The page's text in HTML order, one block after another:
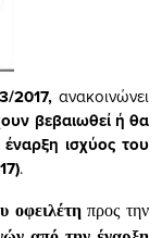
2017, ανακοινώνει
βεβαιωθεί ή θα
ισχύος του
.
οφειλέτηπρος την